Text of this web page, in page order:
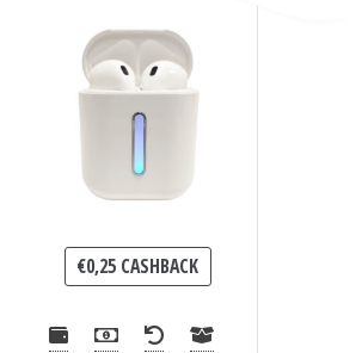
€0,25 CASHBACK